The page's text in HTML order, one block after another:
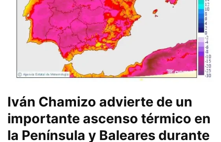
Iván Chamizo advierte de un
importante ascenso térmico en
la Península y Baleares durante